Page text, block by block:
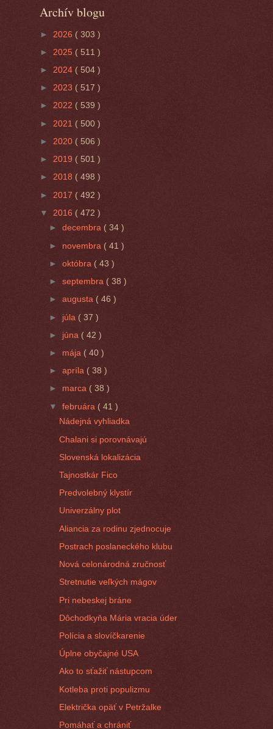
Archív blogu
► 2026 ( 303 )
► 2025 ( 511 )
► 2024 ( 504 )
► 2023 ( 517 )
► 2022 ( 539 )
► 2021 ( 500 )
► 2020 ( 506 )
► 2019 ( 501 )
► 2018 ( 498 )
► 2017 ( 492 )
▼ 2016 ( 472 )
►decembra ( 34 )
► novembra ( 41 )
►októbra ( 43 )
►septembra ( 38 )
►augusta ( 46 )
► júla ( 37 )
► júna ( 42 )
► mája ( 40 )
►apríla( 38 )
► marca ( 38 )
▼februára( 41 )
Nádejná vyhliadka
Chalani si porovnávajú
Slovenská lokalizácia
Tajnostkár Fico
Predvolebný klystír
Univerzálny plot
Aliancia za rodinu zjednocuje
Postrach poslaneckého klubu
Nová celonárodná zručnosť
Stretnutie veľkých mágov
Pri nebeskej bráne
Dôchodkyňa Mária vracia úder
Polícia a slovíčkarenie
Úplne obyčajné USA
Ako to sťažiť nástupcom
Kotleba proti populizmu
Električka opäť v Petržalke
Pomáhať a chrániť